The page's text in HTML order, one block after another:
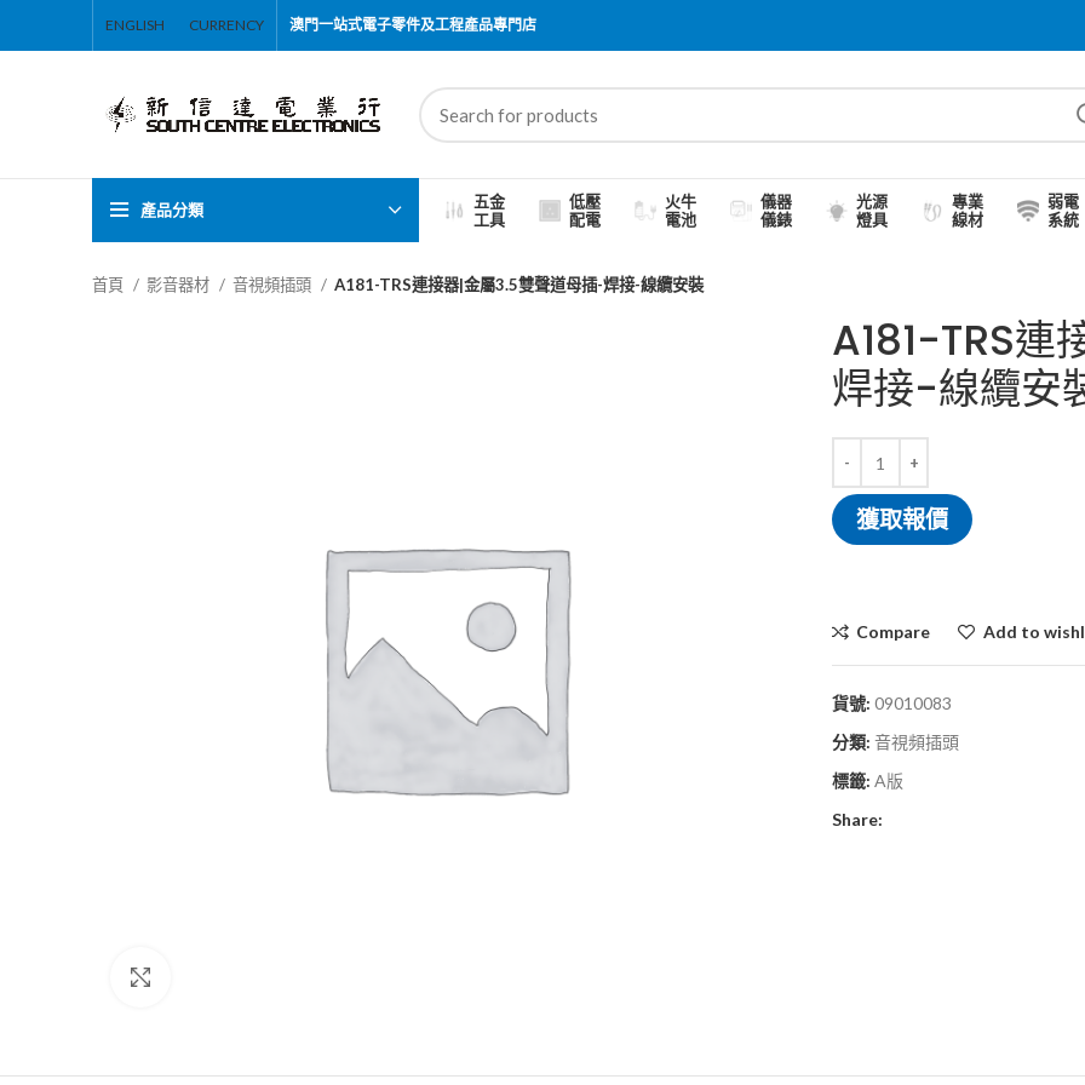
ENGLISH CURRENCY 澳門一站式電子零件及工程產品專門店
產品分類
五金
工具
低壓
配電
火牛
電池
儀器
儀錶
光源
燈具
專業
線材
弱電
系統
首頁 影音器材 音視頻插頭 A181-TRS連接器|金屬3.5雙聲道母插-焊接-線纜安裝
A181-TRS
焊接-線纜安
獲取報價
Compare Add to
貨號: 09010083
分類: 音視頻插頭
標籤: A版
Share: